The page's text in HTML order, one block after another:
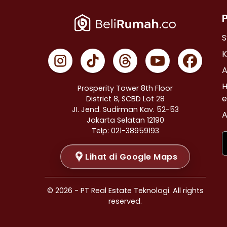
Properti Dijual di Johar Baru >
Properti Dijual di Menteng >
Properti Dijual di Tanah Abang >
Properti Dijual di Kramat >
Properti Dijual di Bendungan Hilir >
Properti Dijual di Jakarta Selatan >
Properti Dijual di Cilandak >
Properti Dijual di Gandaria Selatan >
Properti Dijual di Cipete Selatan >
Properti Dijual di Lenteng Agung >
Properti Dijual di Pondok Pinang >
Properti Dijual di Kebayoran Baru >
Properti Dijual di Mampang Prapatan >
Prosperity Tower 8th Floor
District 8, SCBD Lot 28
JI. Jend. Sudirman Kav. 52-53
Jakarta Selatan 12190
Telp: 021-38959193
Lihat di Google Maps
© 2026 - PT Real Estate Teknologi. All rights
reserved.